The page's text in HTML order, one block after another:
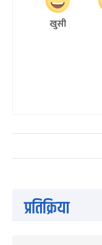
खुसी
प्रतिक्रिया